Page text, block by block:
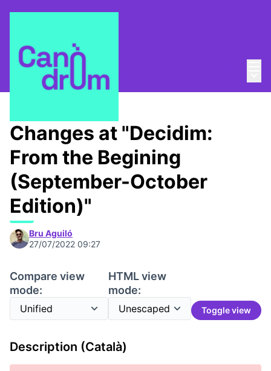
/ Escola Canòdrom
Changes at "Decidim:
From the Begining
(September-October
Edition)"
Bru Aguiló
27/07/2022 09:27
Compare view
mode:
HTML view
mode:
Toggle view
Description (Català)